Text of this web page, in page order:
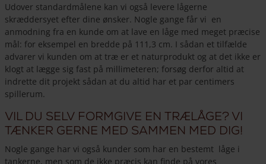
Udover standardmålene kan vi også levere lågerne
skræddersyet efter dine ønsker. Nogle gange får vi en
anmodning fra en kunde om at lave en låge med meget præcise
mål: for eksempel en bredde på 111,3 cm. I sådan et tilfælde
advarer vi kunden om at træ er et naturprodukt og at det ikke er
klogt at lægge sig fast på millimeteren; forsøg derfor altid at
indrette dit projekt sådan at du altid har et par centimers
spillerum.
Vil du selv formgive en trælåge? Vi
tænker gerne med sammen med dig!
Nogle gange har vi også kunder som har en bestemt låge i
tankerne, men som de ikke præcis kan finde på vores